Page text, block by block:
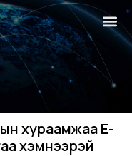
хураамжаа E-
хэмнээрэй